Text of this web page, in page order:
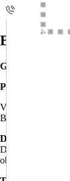
Gerüstplane
Professionelle
Verwandeln Sie
Blickfeld von
Durchdachte
Das robuste
oben und unten